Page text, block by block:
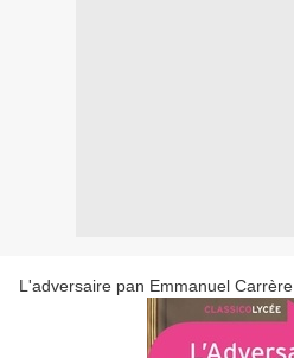
L'adversaire pan Emmanuel Carrère